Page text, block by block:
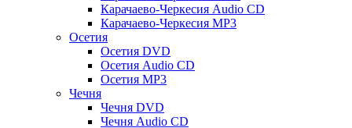
Карачаево-Черкесия Audio CD
Карачаево-Черкесия MP3
Осетия
Осетия DVD
Осетия Audio CD
Осетия MP3
Чечня
Чечня DVD
Чечня Audio CD